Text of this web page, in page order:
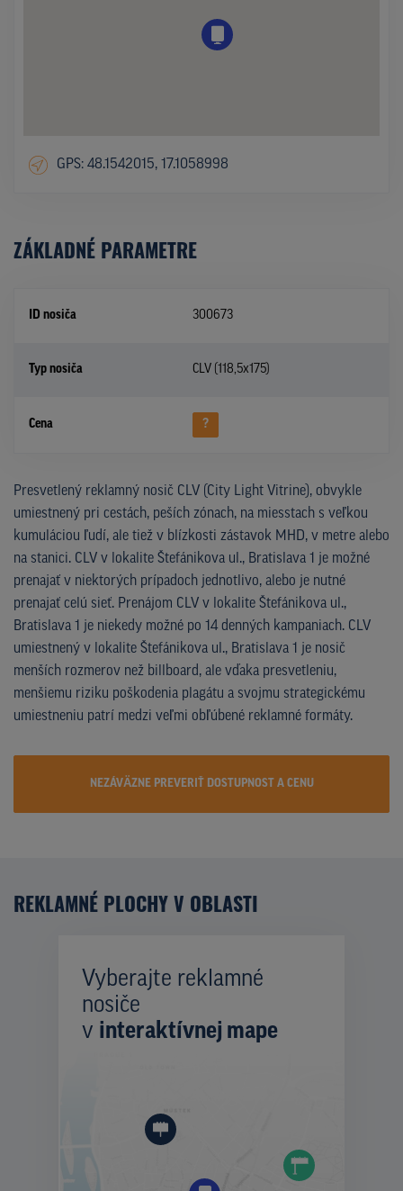
GPS: 48.1542015, 17.1058998
ZÁKLADNÉ PARAMETRE
ID nosiča 300673
Typ nosiča CLV (118,5x175)
Cena ?
Presvetlený reklamný nosič CLV (City Light Vitrine), obvykle
umiestnený pri cestách, peších zónach, na miesstach s veľkou
kumuláciou ľudí, ale tiež v blízkosti zástavok MHD, v metre alebo
na stanici. CLV v lokalite Štefánikova ul., Bratislava 1 je možné
prenajať v niektorých prípadoch jednotlivo, alebo je nutné
prenajať celú sieť. Prenájom CLV v lokalite Štefánikova ul.,
Bratislava 1 je niekedy možné po 14 denných kampaniach. CLV
umiestnený v lokalite Štefánikova ul., Bratislava 1 je nosič
menších rozmerov než billboard, ale vďaka presvetleniu,
menšiemu riziku poškodenia plagátu a svojmu strategickému
umiestneniu patrí medzi veľmi obľúbené reklamné formáty.
NEZÁVÄZNE PREVERIŤ DOSTUPNOST A CENU
REKLAMNÉ PLOCHY V OBLASTI
Vyberajte reklamné
nosiče
v interaktívnej mape